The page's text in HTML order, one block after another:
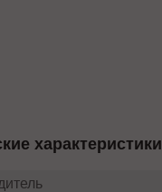
характеристики